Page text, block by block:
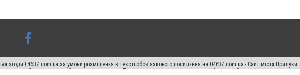
згоди 04637.com.ua за умови розміщення в тексті обов'язкового посилання на 04637.com.ua - Сайт міста
другого абзацу в тексті або в якості джерела. Порушення виняткових прав переслідується Законом.